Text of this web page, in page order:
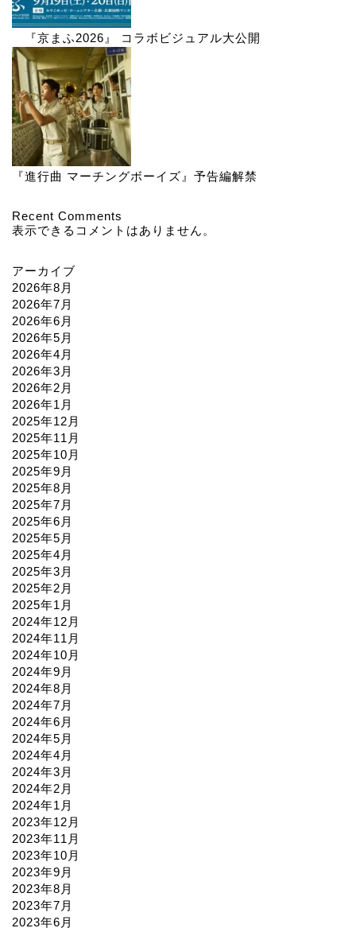
『京まふ2026』 コラボビジュアル大公開
『進行曲 マーチングボーイズ』予告編解禁
Recent Comments
表示できるコメントはありません。
アーカイブ
2026年8月
2026年7月
2026年6月
2026年5月
2026年4月
2026年3月
2026年2月
2026年1月
2025年12月
2025年11月
2025年10月
2025年9月
2025年8月
2025年7月
2025年6月
2025年5月
2025年4月
2025年3月
2025年2月
2025年1月
2024年12月
2024年11月
2024年10月
2024年9月
2024年8月
2024年7月
2024年6月
2024年5月
2024年4月
2024年3月
2024年2月
2024年1月
2023年12月
2023年11月
2023年10月
2023年9月
2023年8月
2023年7月
2023年6月